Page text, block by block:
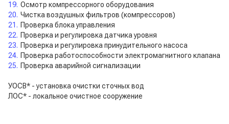
Осмотр компрессорного оборудования
Чистка воздушных фильтров (компрессоров)
Проверка блока управления
Проверка и регулировка датчика уровня
Проверка и регулировка принудительного насоса
Проверка работоспособности электромагнитного клапана
Проверка аварийной сигнализации
УОСВ* - установка очистки сточных вод
ЛОС* - локальное очистное сооружение